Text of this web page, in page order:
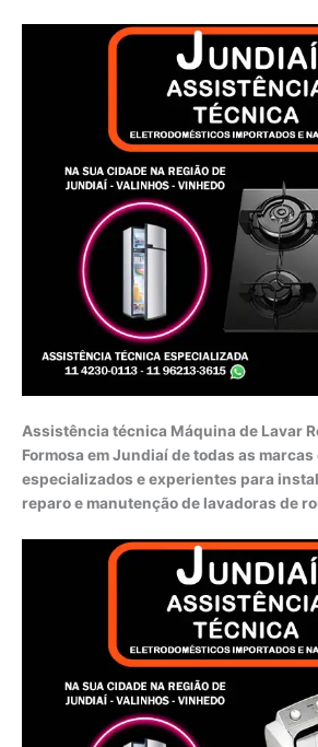
Assistência técnica Máquina de Lavar
Formosa em Jundiaí de todas as
especializados e experientes para
reparo e manutenção de lavadoras de